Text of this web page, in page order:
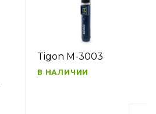
Tigon M-3003
В НАЛИЧИИ